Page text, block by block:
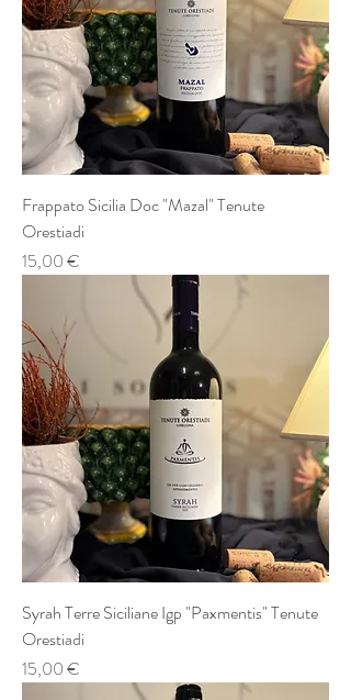
Frappato Sicilia Doc "Mazal" Tenute
Orestiadi
Prezzo
15,00 €
Syrah Terre Siciliane Igp "Paxmentis" Tenute
Orestiadi
Prezzo
15,00 €